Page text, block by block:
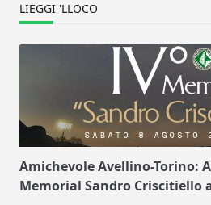
LIEGGI 'LLOCO
Amichevole Avellino-Torino:
Memorial Sandro Criscitiello